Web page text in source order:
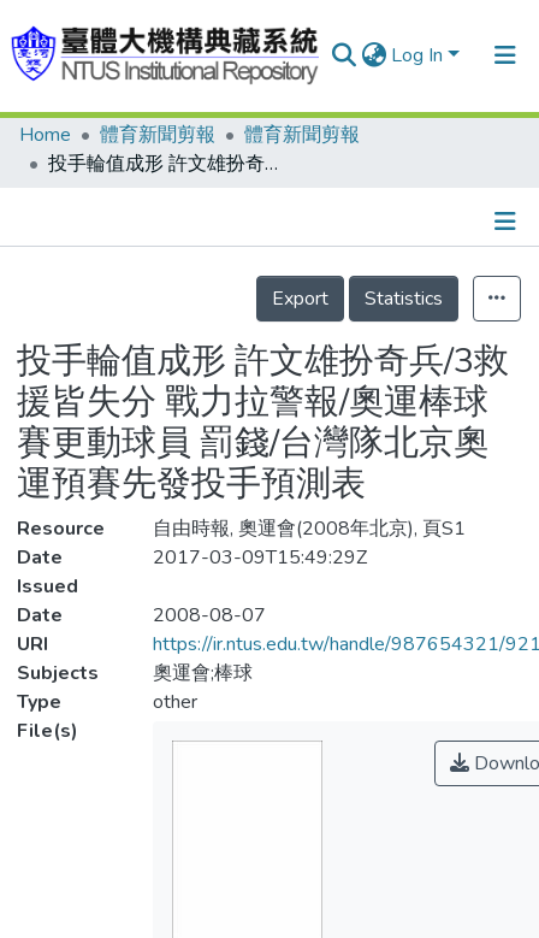
Log In
Communities & Collections
Statistics
Home 體育新聞剪報
體育新聞剪報
投手輪值成形 許文雄扮奇兵/3救援皆失分 戰力拉警報/奧運棒球賽更動球員 罰錢/台灣隊北京奧運預賽先發投手預測表
Details
Export
Statistics
投手輪值成形 許文雄扮奇兵/3救
援皆失分 戰力拉警報/奧運棒球
賽更動球員 罰錢/台灣隊北京奧
運預賽先發投手預測表
Resource
自由時報, 奧運會(2008年北京), 頁S1
Date
Issued
2017-03-09T15:49:29Z
Date
2008-08-07
URI
https://ir.ntus.edu.tw/handle/987654321/
Subjects
奧運會;棒球
Type
other
File(s)